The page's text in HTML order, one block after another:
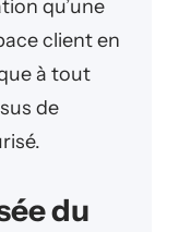
qu’une
client en
à tout
de
du